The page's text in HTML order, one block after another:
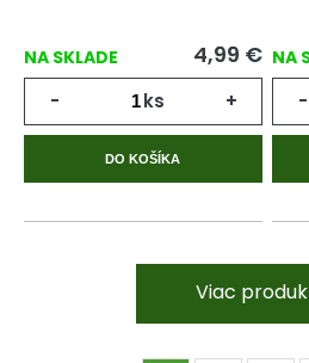
NA SKLADE 4,99 €
- ks +
DO KOŠÍKA
NA
-
Viac